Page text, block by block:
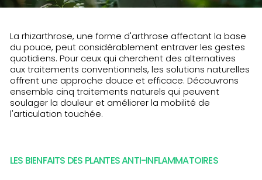
La rhizarthrose, une forme d'arthrose affectant la base
du pouce, peut considérablement entraver les gestes
quotidiens. Pour ceux qui cherchent des alternatives
aux traitements conventionnels, les solutions naturelles
offrent une approche douce et efficace. Découvrons
ensemble cinq traitements naturels qui peuvent
soulager la douleur et améliorer la mobilité de
l'articulation touchée.
LES BIENFAITS DES PLANTES ANTI-INFLAMMATOIRES